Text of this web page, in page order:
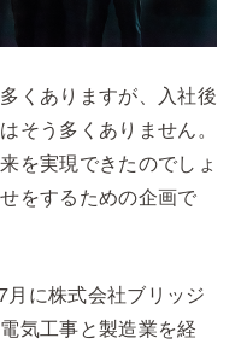
くありますが、入社後
そう多くありません。
を実現できたのでしょ
をするための企画で
に株式会社ブリッジ
気工事と製造業を経